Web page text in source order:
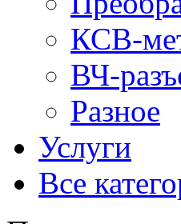
КСВ-
ВЧ-
Разное
Услуги
Все